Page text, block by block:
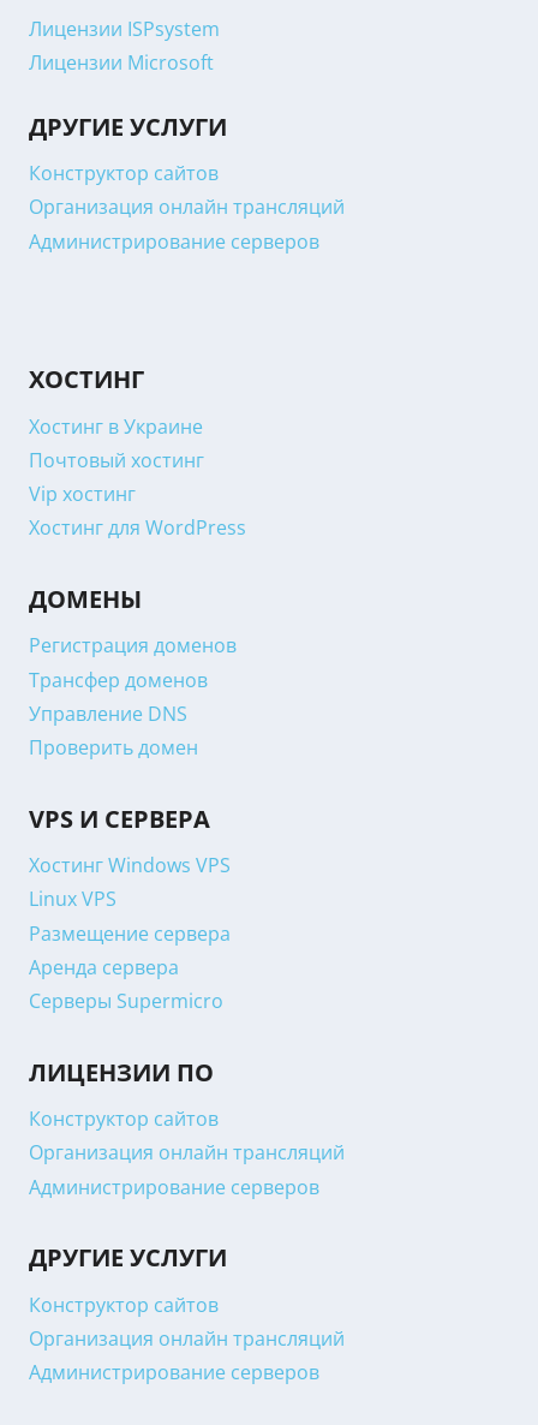
Лицензии ISPsystem
Лицензии Microsoft
ДРУГИЕ УСЛУГИ
Конструктор сайтов
Организация онлайн трансляций
Администрирование серверов
ХОСТИНГ
Хостинг в Украине
Почтовый хостинг
Vip хостинг
Хостинг для WordPress
ДОМЕНЫ
Регистрация доменов
Трансфер доменов
Управление DNS
Проверить домен
VPS И СЕРВЕРА
Хостинг Windows VPS
Linux VPS
Размещение сервера
Аренда сервера
Серверы Supermicro
ЛИЦЕНЗИИ ПО
Конструктор сайтов
Организация онлайн трансляций
Администрирование серверов
ДРУГИЕ УСЛУГИ
Конструктор сайтов
Организация онлайн трансляций
Администрирование серверов